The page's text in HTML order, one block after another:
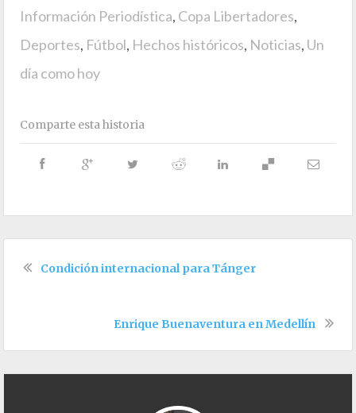
Información Periodística, Copa Libertadores,
Deportes, Fútbol, Hechos históricos, Noticias, Un
día como hoy
Comparte esta historia
Condición internacional para Tánger
Enrique Buenaventura en Medellín